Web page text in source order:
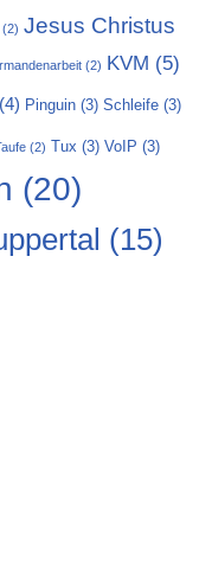
(2) Jesus Christus
(2) KVM (5)
(4) Pinguin (3) Schleife (3)
(2) Tux (3) VoIP (3)
(20)
(15)